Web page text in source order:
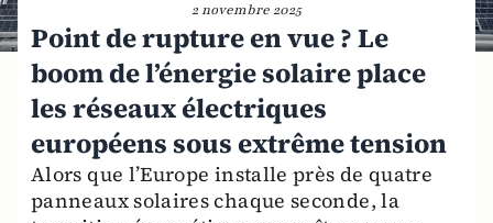
2 novembre 2025
Point de rupture en vue ? Le
boom de l’énergie solaire place
les réseaux électriques
européens sous extrême tension
Alors que l’Europe installe près de quatre
panneaux solaires chaque seconde, la